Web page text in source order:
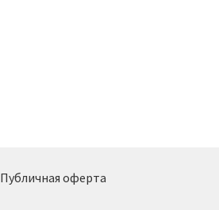
Публичная оферта